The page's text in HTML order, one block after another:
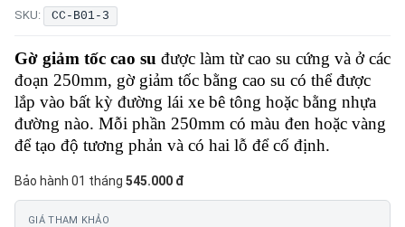
SKU: CC-B01-3
Gờ giảm tốc cao su được làm từ cao su cứng và ở các
đoạn 250mm, gờ giảm tốc bằng cao su có thể được
lắp vào bất kỳ đường lái xe bê tông hoặc bằng nhựa
đường nào. Mỗi phần 250mm có màu đen hoặc vàng
để tạo độ tương phản và có hai lỗ để cố định.
Bảo hành 01 tháng 545.000 đ
GIÁ THAM KHẢO